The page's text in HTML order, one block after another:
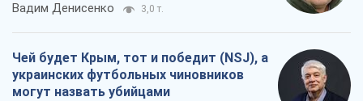
Вадим Денисенко 3,0 т.
Чей будет Крым, тот и победит (NSJ), а
украинских футбольных чиновников
могут назвать убийцами